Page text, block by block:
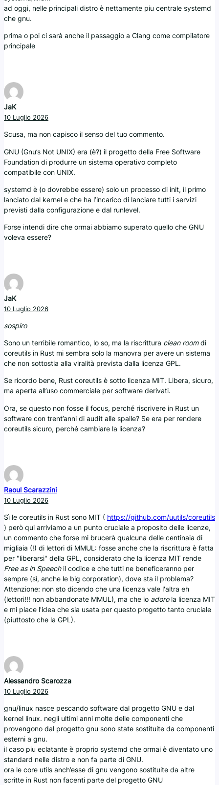
ad oggi, nelle principali distro è nettamente piu centrale systemd
che gnu.
prima o poi ci sarà anche il passaggio a Clang come compilatore
principale
JaK
10 Luglio 2026
Scusa, ma non capisco il senso del tuo commento.
GNU (Gnu’s Not UNIX) era (è?) il progetto della Free Software
Foundation di produrre un sistema operativo completo
compatibile con UNIX.
systemd è (o dovrebbe essere) solo un processo di init, il primo
lanciato dal kernel e che ha l’incarico di lanciare tutti i servizi
previsti dalla configurazione e dal runlevel.
Forse intendi dire che ormai abbiamo superato quello che GNU
voleva essere?
JaK
10 Luglio 2026
sospiro
Sono un terribile romantico, lo so, ma la riscrittura clean roomdi
coreutils in Rust mi sembra solo la manovra per avere un sistema
che non sottostia alla viralità prevista dalla licenza GPL.
Se ricordo bene, Rust coreutils è sotto licenza MIT. Libera, sicuro,
ma aperta all’uso commerciale per software derivati.
Ora, se questo non fosse il focus, perché riscrivere in Rust un
software con trent’anni di audit alle spalle? Se era per rendere
coreutils sicuro, perché cambiare la licenza?
Raoul Scarazzini
10 Luglio 2026
Sì le coreutils in Rust sono MIT ( https://github.com/uutils/coreutils
) però qui arriviamo a un punto cruciale a proposito delle licenze,
un commento che forse mi brucerà qualcuna delle centinaia di
migliaia (!) di lettori di MMUL: fosse anche che la riscrittura è fatta
per "liberarsi" della GPL, considerato che la licenza MIT rende
Free as in Speechil codice e che tutti ne beneficeranno per
sempre (sì, anche le big corporation), dove sta il problema?
Attenzione: non sto dicendo che una licenza vale l'altra eh
(lettori!!! non abbandonate MMUL), ma che io adorola licenza MIT
e mi piace l'idea che sia usata per questo progetto tanto cruciale
(piuttosto che la GPL).
Alessandro Scarozza
10 Luglio 2026
gnu/linux nasce pescando software dal progetto GNU e dal
kernel linux. negli ultimi anni molte delle componenti che
provengono dal progetto gnu sono state sostituite da componenti
esterni a gnu.
il caso piu eclatante è proprio systemd che ormai è diventato uno
standard nelle distro e non fa parte di GNU.
ora le core utils anch’esse di gnu vengono sostituite da altre
scritte in Rust non facenti parte del progetto GNU